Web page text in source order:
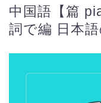
中国語【篇
詞で編 日本